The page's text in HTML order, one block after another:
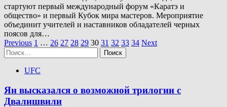
стартуют первый международный форум «Каратэ и
общество» и первый Кубок мира мастеров. Мероприятие
объединит учителей и наставников обладателей черных
поясов для…
Пагинация
записей
Previous 1 … 26 27 28 29 30 31 32 33 34 Next
Найти:
UFC
Ян высказался о возможной трилогии с
Двалишвили